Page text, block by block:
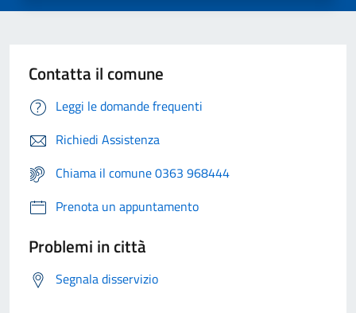
Contatta il comune
Leggi le domande frequenti
Richiedi Assistenza
Chiama il comune 0363 968444
Prenota un appuntamento
Problemi in città
Segnala disservizio